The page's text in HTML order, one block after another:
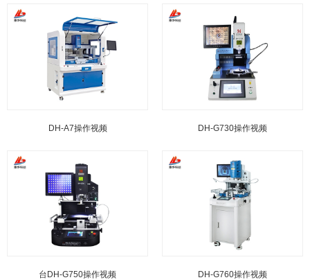
DH-A7操作视频 DH-G730操作视频
台DH-G750操作视频 DH-G760操作视频